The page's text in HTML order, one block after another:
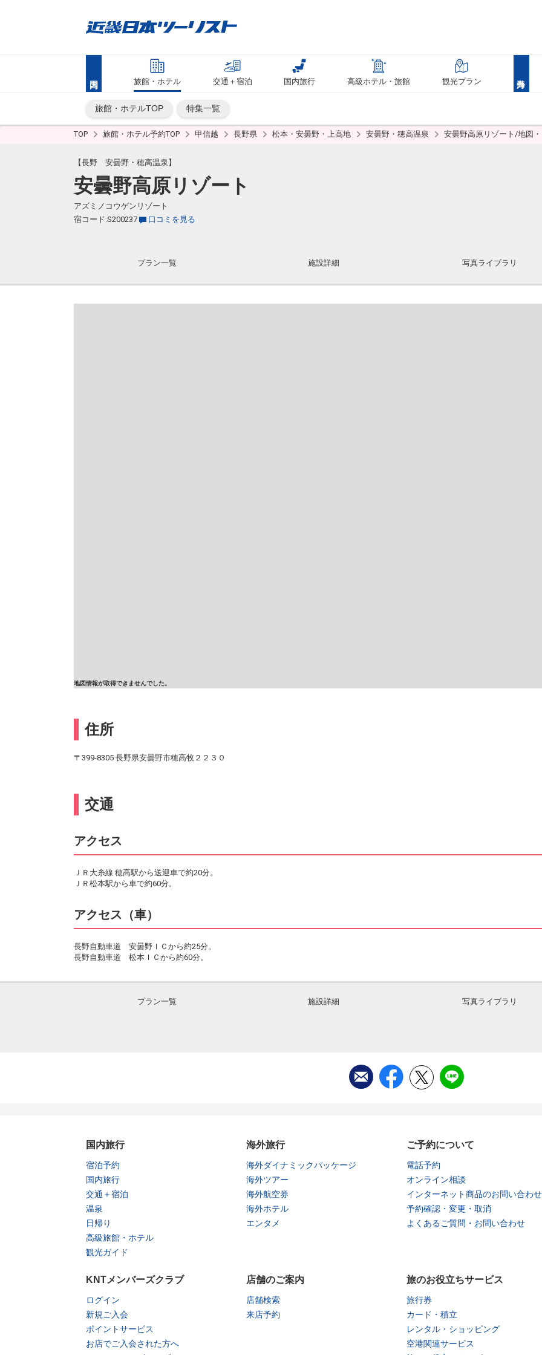
旅館・ホテル 交通＋宿泊 国内旅行 高級ホテル・旅館 観光プラン
旅館・ホテルTOP 特集一覧
TOP 旅館・ホテル予約TOP 甲信越 長野県 松本・安曇野・上高地 安曇野・穂高温泉 安曇野高原リゾート/地図
【長野 安曇野・穂高温泉】
安曇野高原リゾート
アズミノコウゲンリゾート
宿コード:S200237
口コミを見る
プラン一覧 施設詳細 写真ライブラリ
地図情報が取得できませんでした。
住所
〒399-8305 長野県安曇野市穂高牧２２３０
交通
アクセス
ＪＲ大糸線 穂高駅から送迎車で約20分。
ＪＲ松本駅から車で約60分。
アクセス（車）
長野自動車道 安曇野ＩＣから約25分。
長野自動車道 松本ＩＣから約60分。
プラン一覧 施設詳細 写真ライブラリ
国内旅行
宿泊予約
国内旅行
交通＋宿泊
温泉
日帰り
高級旅館・ホテル
観光ガイド
海外旅行
海外ダイナミックパッケージ
海外ツアー
海外航空券
海外ホテル
エンタメ
ご予約について
電話予約
オンライン相談
インターネット商品のお問い合わせ
予約確認・変更・取消
よくあるご質問・お問い合わせ
KNTメンバーズクラブ
ログイン
新規ご入会
ポイントサービス
お店でご入会された方へ
店舗のご案内
店舗検索
来店予約
旅のお役立ちサービス
旅行券
カード・積立
レンタル・ショッピング
空港関連サービス